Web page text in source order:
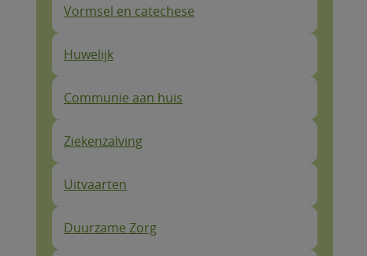
Vormsel en catechese
Huwelijk
Communie aan huis
Ziekenzalving
Uitvaarten
Duurzame Zorg